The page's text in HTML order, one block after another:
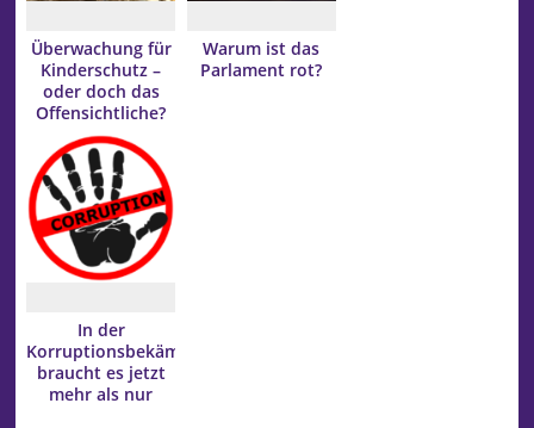
Überwachung für
Kinderschutz –
oder doch das
Offensichtliche?
Warum ist das
Parlament rot?
In der
Korruptionsbekämpfung
braucht es jetzt
mehr als nur